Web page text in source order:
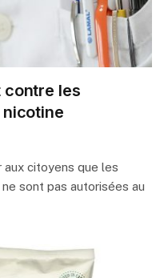
contre les
aux citoyens que les
sont pas autorisées au